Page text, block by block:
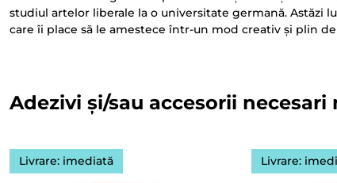
studiul artelor liberale la o universitate germană. Astăzi
care îi place să le amestece într-un mod creativ și plin
Adezivi și/sau accesorii
Livrare: imediată Livrare: